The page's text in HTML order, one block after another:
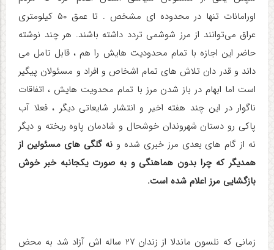
اورامانات تنها در محدوده ای مشخص . تا عمق ۵۰ کیلومتری
عراق می‌توانند از مرز شوشمی تردد داشته باشند. هر چند نوشته
حاضر این اجازه با تمام محدودیت هایش را هم ، قابل تامل می
داند و قدر دان تلاش های تمام اشخاص و افراد و مسئولان پیگیر
است اما ابهام در باز شدن مرز با تمام محدویت هایش ، اتفاقات
ناگوار در این چند هفته اخیر و انتشار شایعاتی دیگر ، فعلا آب
پاکی رو دستان شهروندان خوشحال و شادمان پاوه ریخته و دیگر
نه از گام های بعدی مرز خبری شده و نه گلگی های مسئولین از
همدیگر که چرا بدون هماهنگی و به صورت یکجانبه خبر خوش
بازگشایی مرز اعلام شده است.
زمانی که نلسون ماندلا از زندان ۲۷ ساله اش آزاد شد به محض